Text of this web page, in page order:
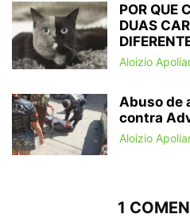
POR QUE
DUAS
Aloizio
Abuso de
contra
Aloizio
1